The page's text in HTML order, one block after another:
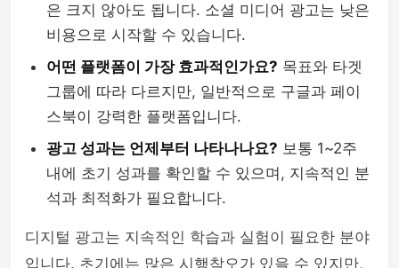
은 크지 않아도 됩니다. 소셜 미디어 광고는 낮은
비용으로 시작할 수 있습니다.
어떤 플랫폼이 가장 효과적인가요? 목표와 타겟
그룹에 따라 다르지만, 일반적으로 구글과 페이
스북이 강력한 플랫폼입니다.
광고 성과는 언제부터 나타나나요? 보통 1~2주
내에 초기 성과를 확인할 수 있으며, 지속적인 분
석과 최적화가 필요합니다.
디지털 광고는 지속적인 학습과 실험이 필요한 분야
입니다. 초기에는 많은 시행착오가 있을 수 있지만,